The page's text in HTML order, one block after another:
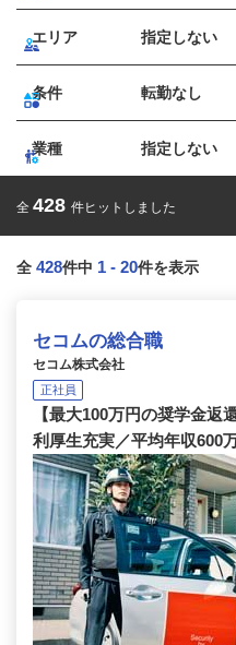
エリア 指定しない
条件 転勤なし
業種 指定しない
全 428 件ヒットしました
全 428件中 1 - 20件を表示
セコムの総合職
セコム株式会社
正社員
【最大100万円の奨学金返
利厚生充実／平均年収600